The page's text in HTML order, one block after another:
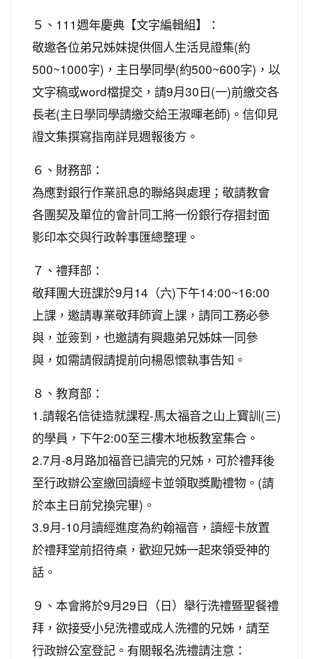
５、111週年慶典【文字編輯組】：
敬邀各位弟兄姊妹提供個人生活見證集(約
500~1000字)，主日學同學(約500~600字)，以
文字稿或word檔提交，請9月30日(一)前繳交各
長老(主日學同學請繳交給王淑暉老師)。信仰見
證文集撰寫指南詳見週報後方。
６、財務部：
為應對銀行作業訊息的聯絡與處理；敬請教會
各團契及單位的會計同工將一份銀行存摺封面
影印本交與行政幹事匯總整理。
７、禮拜部：
敬拜團大班課於9月14（六)下午14:00~16:00
上課，邀請專業敬拜師資上課，請同工務必參
與，並簽到，也邀請有興趣弟兄姊妹一同參
與，如需請假請提前向楊恩懷執事告知。
８、教育部：
1.請報名信徒造就課程-馬太福音之山上寶訓(三)
的學員，下午2:00至三樓木地板教室集合。
2.7月-8月路加福音已讀完的兄姊，可於禮拜後
至行政辦公室繳回讀經卡並領取獎勵禮物。(請
於本主日前兌換完畢)。
3.9月-10月讀經進度為約翰福音，讀經卡放置
於禮拜堂前招待桌，歡迎兄姊一起來領受神的
話。
９、本會將於9月29日（日）舉行洗禮暨聖餐禮
拜，欲接受小兒洗禮或成人洗禮的兄姊，請至
行政辦公室登記。有關報名洗禮請注意：